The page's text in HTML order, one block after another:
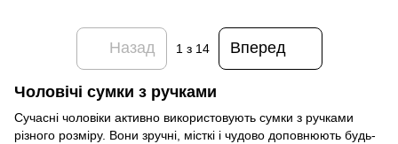
Назад 1 з 14 Вперед
Чоловічі сумки з ручками
Сучасні чоловіки активно використовують сумки з ручками
різного розміру. Вони зручні, місткі і чудово доповнюють будь-